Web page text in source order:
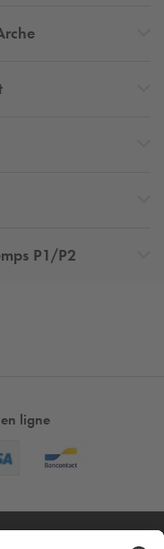
P1/P2
ligne